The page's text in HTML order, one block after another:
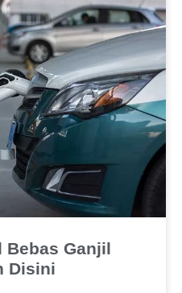
Bebas Ganjil
Disini